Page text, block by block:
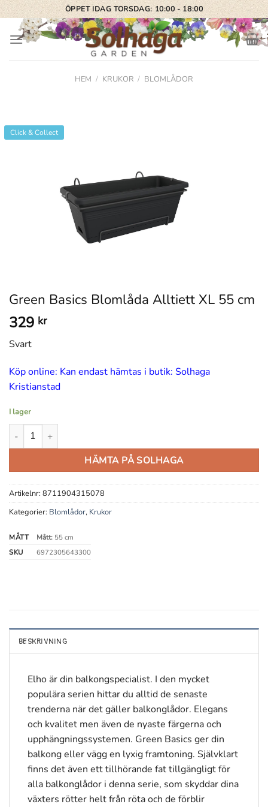
Skip
to
content
ÖPPET IDAG TORSDAG: 10:00 - 18:00
HEM / KRUKOR / BLOMLÅDOR
Click & Collect
Green Basics Blomlåda Alltiett XL 55 cm
329 kr
Svart
Köp online: Kan endast hämtas i butik: Solhaga
Kristianstad
I lager
Green Basics Blomlåda Alltiett XL 55 cm mängd
HÄMTA PÅ SOLHAGA
Artikelnr: 8711904315078
Kategorier: Blomlådor, Krukor
MÅTT Mått:55 cm
SKU
6972305643300
BESKRIVNING
Elho är din balkongspecialist. I den mycket
populära serien hittar du alltid de senaste
trenderna när det gäller balkonglådor. Elegans
och kvalitet men även de nyaste färgerna och
upphängningssystemen. Green Basics ger din
balkong eller vägg en lyxig framtoning. Självklart
finns det även ett tillhörande fat tillgängligt för
alla balkonglådor i denna serie, som skyddar dina
växters rötter helt från röta och de förblir